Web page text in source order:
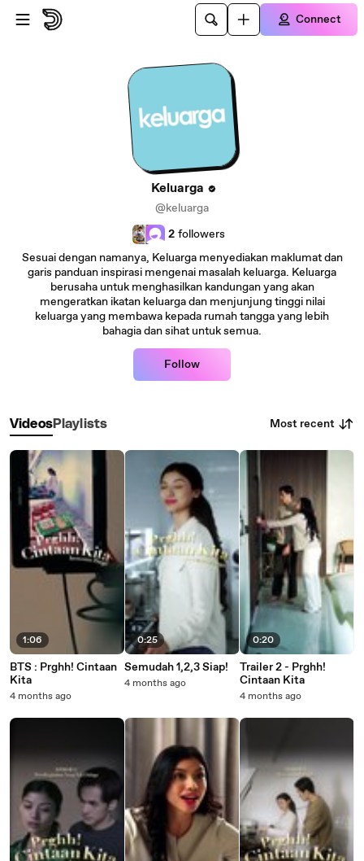
Skip to main content
Connect
Keluarga
@keluarga
2 followers
Sesuai dengan namanya, Keluarga menyediakan maklumat dan
garis panduan inspirasi mengenai masalah keluarga. Keluarga
berusaha untuk menghasilkan kandungan yang akan
mengeratkan ikatan keluarga dan menjunjung tinggi nilai
keluarga yang membawa kepada rumah tangga yang lebih
bahagia dan sihat untuk semua.
Follow
VideosPlaylists Most recent
1:06
BTS : Prghh! Cintaan
Kita
4 months ago
0:25
Semudah 1,2,3 Siap!
4 months ago
0:20
Trailer 2 - Prghh!
Cintaan Kita
4 months ago